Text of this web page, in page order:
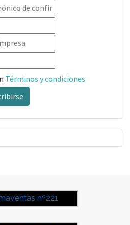
Términos y condiciones